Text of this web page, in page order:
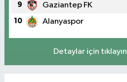
9 Gaziantep FK
10 Alanyaspor
Detaylar için tıklayın